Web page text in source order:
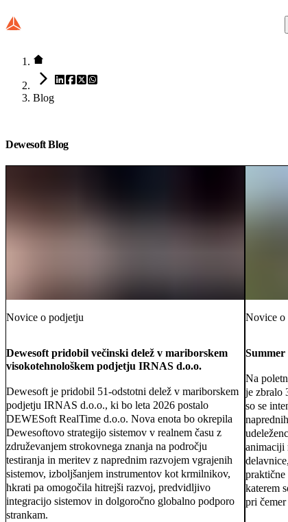
Blog
Dewesoft Blog
Novice o podjetju
Dewesoft pridobil večinski delež v mariborskem
visokotehnološkem podjetju IRNAS d.o.o.
Dewesoft je pridobil 51-odstotni delež v mariborskem
podjetju IRNAS d.o.o., ki bo leta 2026 postalo
DEWESoft RealTime d.o.o. Nova enota bo okrepila
Dewesoftovo strategijo sistemov v realnem času z
združevanjem strokovnega znanja na področju
testiranja in meritev z naprednim razvojem vgrajenih
sistemov, izboljšanjem instrumentov kot krmilnikov,
hkrati pa omogočila hitrejši razvoj, predvidljivo
integracijo sistemov in dolgoročno globalno podporo
strankam.
Novice o
Summer
Na
je zbralo
so se
animaciji
katerem
pri